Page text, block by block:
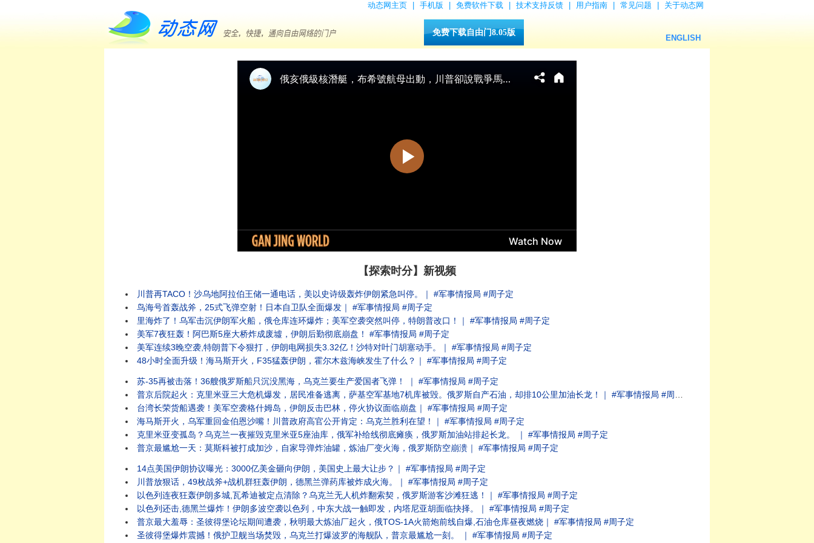
动态网主页 手机版 免费软件下载 技术支持反馈 用户指南 常见问题 关于动态网
免费下载自由门8.05版
ENGLISH
【探索时分】新视频
川普再TACO！沙乌地阿拉伯王储一通电话，美以史诗级轰炸伊朗紧急叫停。｜ #军事情报局 #周子定
鸟海号首轰战斧，25式飞弹空射！日本自卫队全面爆发｜ #军事情报局 #周子定
里海炸了！乌军击沉伊朗军火船，俄仓库连环爆炸；美军空袭突然叫停，特朗普改口！｜ #军事情报局 #周子定
美军7夜狂轰！阿巴斯5座大桥炸成废墟，伊朗后勤彻底崩盘！ #军事情报局 #周子定
美军连续3晚空袭,特朗普下令狠打，伊朗电网损失3.32亿！沙特对叶门胡塞动手。｜ #军事情报局 #周子定
48小时全面升级！海马斯开火，F35猛轰伊朗，霍尔木兹海峡发生了什么？｜ #军事情报局 #周子定
苏-35再被击落！36艘俄罗斯船只沉没黑海，乌克兰要生产爱国者飞弹！ ｜ #军事情报局 #周子定
普京后院起火：克里米亚三大危机爆发，居民准备逃离，萨基空军基地7机库被毁。俄罗斯自产石油，却排10公里加油长龙！｜ #军事情报局 #周子定
台湾长荣货船遇袭！美军空袭格什姆岛，伊朗反击巴林，停火协议面临崩盘｜ #军事情报局 #周子定
海马斯开火，乌军重回金伯恩沙嘴！川普政府高官公开肯定：乌克兰胜利在望！｜ #军事情报局 #周子定
克里米亚变孤岛？乌克兰一夜摧毁克里米亚5座油库，俄军补给线彻底瘫痪，俄罗斯加油站排起长龙。 ｜ #军事情报局 #周子定
普京最尴尬一天：莫斯科被打成加沙，自家导弹炸油罐，炼油厂变火海，俄罗斯防空崩溃｜ #军事情报局 #周子定
14点美国伊朗协议曝光：3000亿美金砸向伊朗，美国史上最大让步？｜ #军事情报局 #周子定
川普放狠话，49枚战斧+战机群狂轰伊朗，德黑兰弹药库被炸成火海。｜ #军事情报局 #周子定
以色列连夜狂轰伊朗多城,瓦希迪被定点清除？乌克兰无人机炸翻索契，俄罗斯游客沙滩狂逃！｜ #军事情报局 #周子定
以色列还击,德黑兰爆炸！伊朗多波空袭以色列，中东大战一触即发，内塔尼亚胡面临抉择。｜ #军事情报局 #周子定
普京最大羞辱：圣彼得堡论坛期间遭袭，秋明最大炼油厂起火，俄TOS-1A火箭炮前线自爆,石油仓库昼夜燃烧｜ #军事情报局 #周子定
圣彼得堡爆炸震撼！俄护卫舰当场焚毁，乌克兰打爆波罗的海舰队，普京最尴尬一刻。 ｜ #军事情报局 #周子定